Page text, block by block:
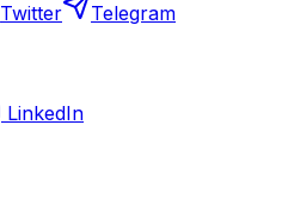
Twitter
Telegram
LinkedIn